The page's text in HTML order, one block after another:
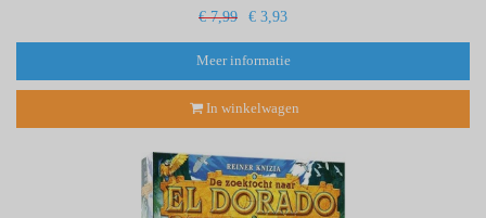
€ 7,99 € 3,93
Meer informatie
In winkelwagen